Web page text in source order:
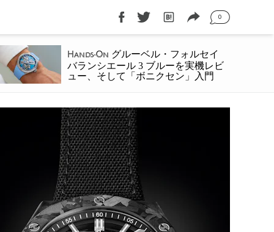
0
Hands-On グルーベル・フォルセイ
バランシエール 3 ブルーを実機レビ
ュー、そして「ボニクセン」入門